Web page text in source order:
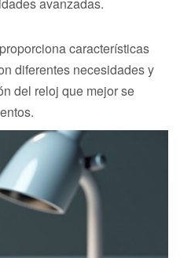
características
diferentes necesidades y
del reloj que mejor se